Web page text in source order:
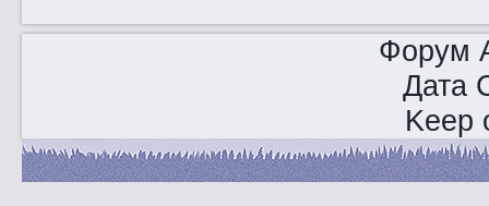
Форум
Дата
Keep